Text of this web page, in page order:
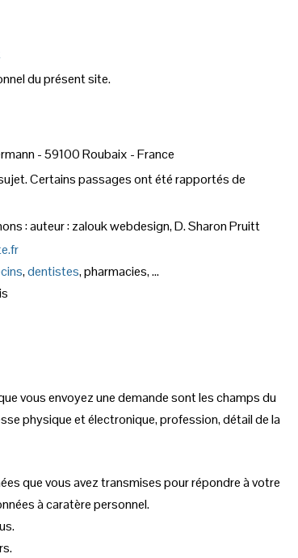
du présent site.
- 59100 Roubaix - France
Certains passages ont été rapportés de
: auteur : zalouk webdesign, D. Sharon Pruitt
,dentistes, pharmacies, ...
vous envoyez une demande sont les champs du
physique et électronique, profession, détail de la
que vous avez transmises pour répondre à votre
à caratère personnel.